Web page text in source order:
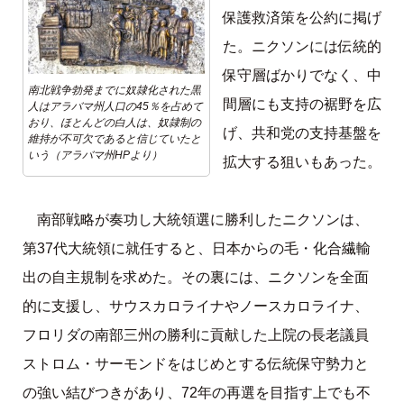
南北戦争勃発までに奴隷化された黒
人はアラバマ州人口の45％を占めて
おり、ほとんどの白人は、奴隷制の
維持が不可欠であると信じていたと
いう（アラバマ州HPより）
保護救済策を公約に掲げ
た。ニクソンには伝統的
保守層ばかりでなく、中
間層にも支持の裾野を広
げ、共和党の支持基盤を
拡大する狙いもあった。
南部戦略が奏功し大統領選に勝利したニクソンは、
第37代大統領に就任すると、日本からの毛・化合繊輸
出の自主規制を求めた。その裏には、ニクソンを全面
的に支援し、サウスカロライナやノースカロライナ、
フロリダの南部三州の勝利に貢献した上院の長老議員
ストロム・サーモンドをはじめとする伝統保守勢力と
の強い結びつきがあり、72年の再選を目指す上でも不